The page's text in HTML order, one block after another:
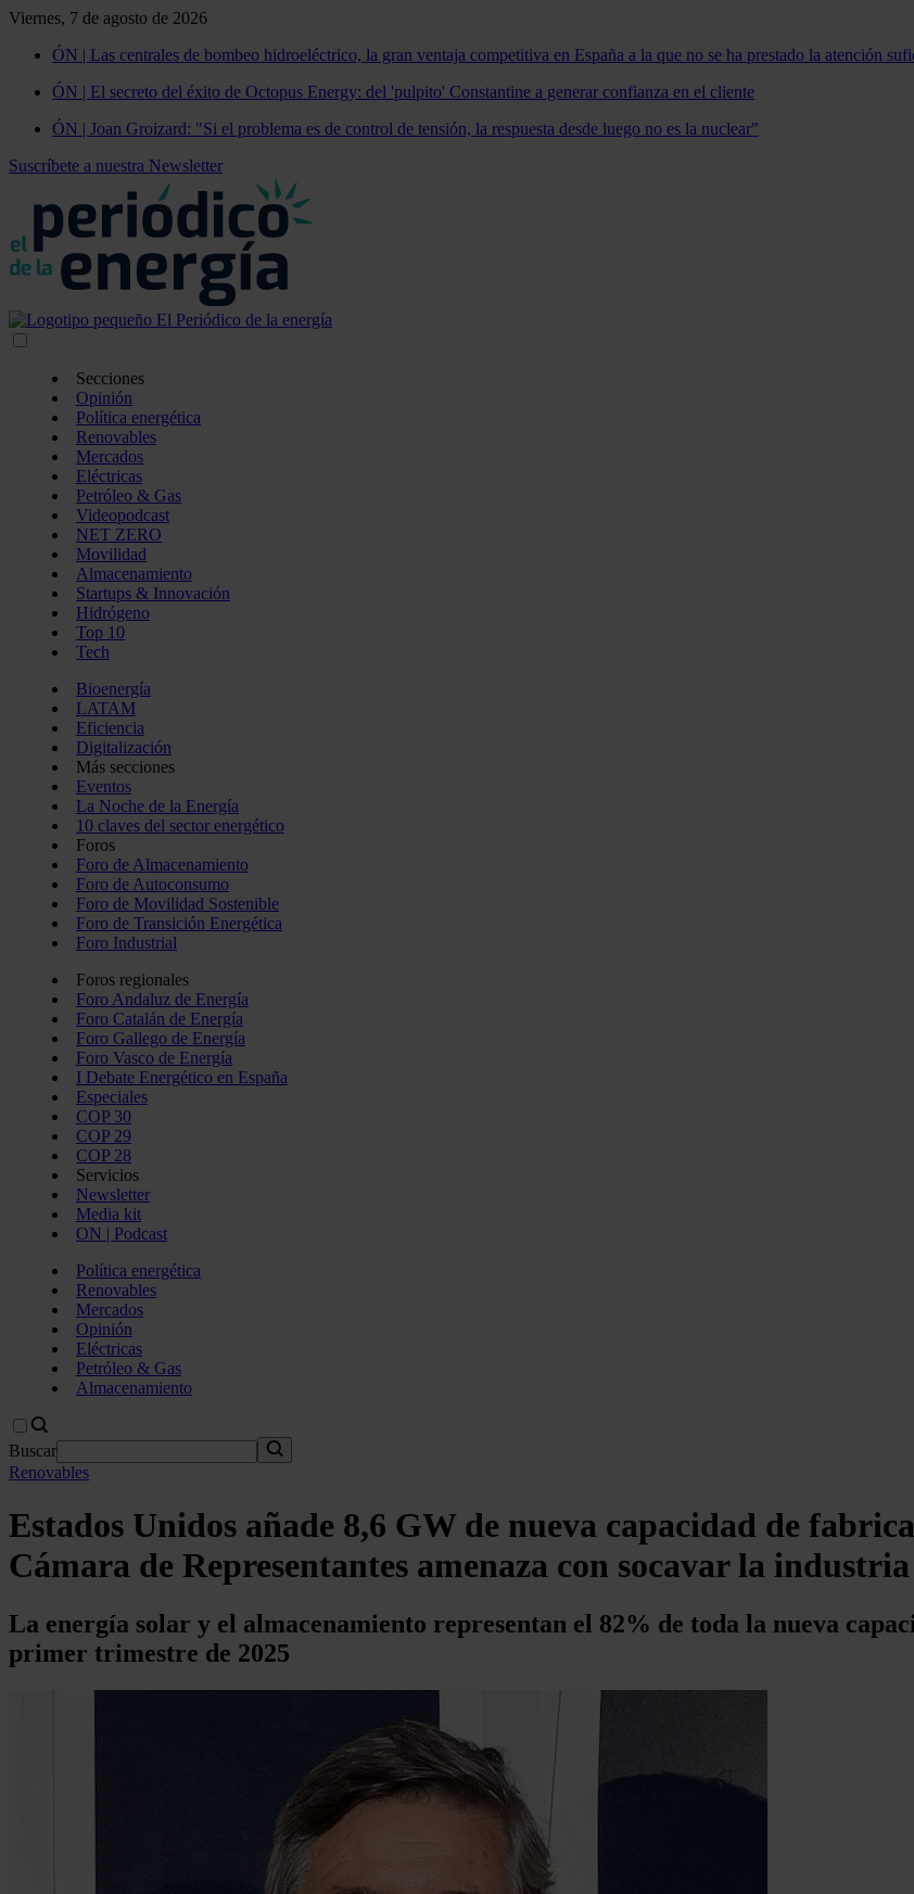
Viernes, 7 de agosto de 2026
ÓN | Las centrales de bombeo hidroeléctrico, la gran ventaja competitiva en España a la que no se ha prestado la atención
ÓN | El secreto del éxito de Octopus Energy: del 'pulpito' Constantine a generar confianza en el cliente
ÓN | Joan Groizard: "Si el problema es de control de tensión, la respuesta desde luego no es la nuclear"
Suscríbete a nuestra Newsletter
Secciones
Opinión
Política energética
Renovables
Mercados
Eléctricas
Petróleo & Gas
Videopodcast
NET ZERO
Movilidad
Almacenamiento
Startups & Innovación
Hidrógeno
Top 10
Tech
Bioenergía
LATAM
Eficiencia
Digitalización
Más secciones
Eventos
La Noche de la Energía
10 claves del sector energético
Foros
Foro de Almacenamiento
Foro de Autoconsumo
Foro de Movilidad Sostenible
Foro de Transición Energética
Foro Industrial
Foros regionales
Foro Andaluz de Energía
Foro Catalán de Energía
Foro Gallego de Energía
Foro Vasco de Energía
I Debate Energético en España
Especiales
COP 30
COP 29
COP 28
Servicios
Newsletter
Media kit
ON | Podcast
Política energética
Renovables
Mercados
Opinión
Eléctricas
Petróleo & Gas
Almacenamiento
Buscar
Renovables
Estados Unidos añade 8,6 GW de nueva capacidad de
Cámara de Representantes amenaza con socavar la industria
La energía solar y el almacenamiento representan el 82% de toda la nueva
primer trimestre de 2025